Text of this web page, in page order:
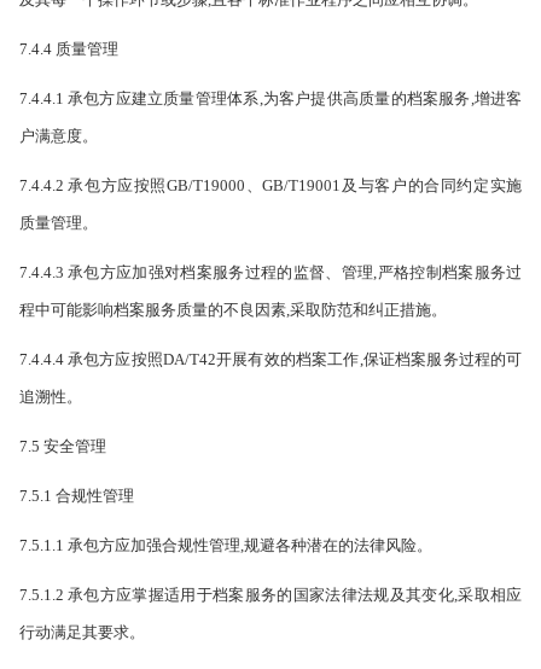
7.4.4 质量管理
7.4.4.1 承包方应建立质量管理体系,为客户提供高质量的档案服务,增进客
户满意度。
7.4.4.2 承包方应按照GB/T19000、GB/T19001及与客户的合同约定实施
质量管理。
7.4.4.3 承包方应加强对档案服务过程的监督、管理,严格控制档案服务过
程中可能影响档案服务质量的不良因素,采取防范和纠正措施。
7.4.4.4 承包方应按照DA/T42开展有效的档案工作,保证档案服务过程的可
追溯性。
7.5 安全管理
7.5.1 合规性管理
7.5.1.1 承包方应加强合规性管理,规避各种潜在的法律风险。
7.5.1.2 承包方应掌握适用于档案服务的国家法律法规及其变化,采取相应
行动满足其要求。